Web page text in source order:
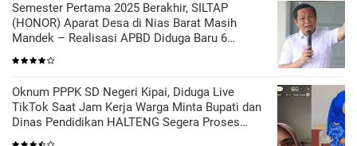
Semester Pertama 2025 Berakhir, SILTAP
(HONOR) Aparat Desa di Nias Barat Masih
Mandek – Realisasi APBD Diduga Baru 6
Persen
Oknum PPPK SD Negeri Kipai, Diduga Live
TikTok Saat Jam Kerja Warga Minta Bupati dan
Dinas Pendidikan HALTENG Segera Proses
Sesuai Hukum